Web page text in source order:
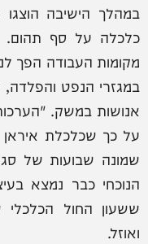
במהלך הישיבה הוצגו
כלכלה על סף תהום.
מקומות העבודה הפך
במגזרי הנפט
אנושות במשק.
על כך שכלכלת
שמונה שבועות של
הנוכחי כבר נמצא
ששעון החול
ואוזל.